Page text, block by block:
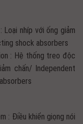
nhíp với ống giảm
shock absorbers
: Hệ thống treo độc
chấn/ Independent
: Điều khiển giọng nói